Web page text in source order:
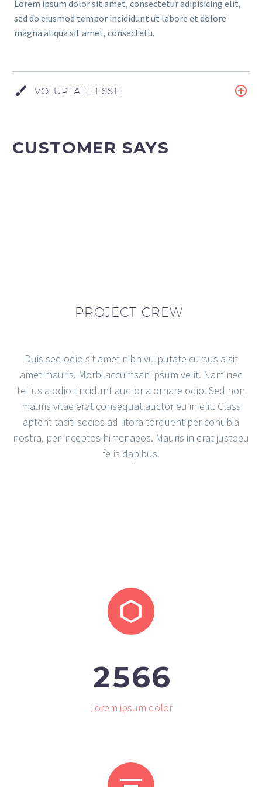
Lorem ipsum dolor sit amet, consectetur adipisicing elit,
sed do eiusmod tempor incididunt ut labore et dolore
magna aliqua sit amet, consectetu.
VOLUPTATE ESSE
CUSTOMER SAYS
PROJECT CREW
Duis sed odio sit amet nibh vulputate cursus a sit
amet mauris. Morbi accumsan ipsum velit. Nam nec
tellus a odio tincidunt auctor a ornare odio. Sed non
mauris vitae erat consequat auctor eu in elit. Class
aptent taciti socios ad litora torquent per conubia
nostra, per inceptos himenaeos. Mauris in erat justoeu
felis dapibus.


2566
Lorem ipsum dolor